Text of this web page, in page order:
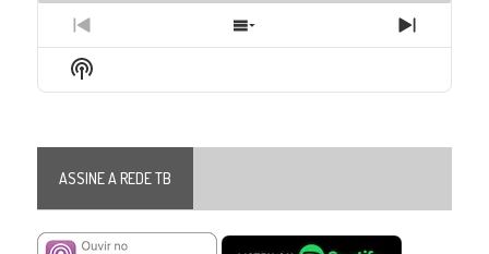
Previous
Episode
Show
Episodes
Next
Episode
Show
Podcast
ASSINE A REDE TB